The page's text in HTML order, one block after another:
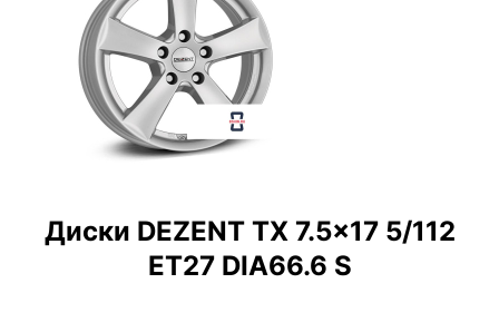
Диски DEZENT TX 7.5×17 5/112
ET27 DIA66.6 S